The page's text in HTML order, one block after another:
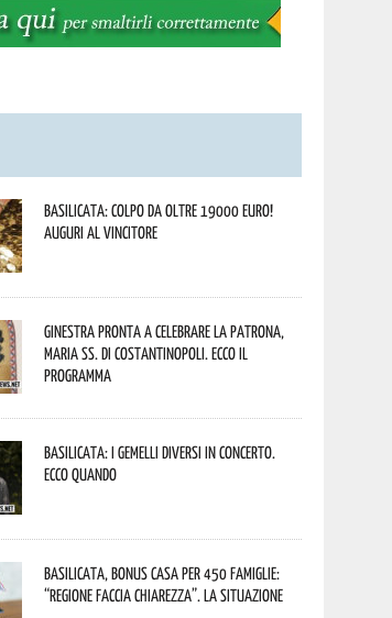
Basilicata: colpo da oltre 19000 Euro!
Auguri al vincitore
Ginestra pronta a celebrare la Patrona,
Maria SS. di Costantinopoli. Ecco il
programma
Basilicata: i Gemelli DiVersi in concerto.
Ecco quando
Basilicata, Bonus casa per 450 famiglie:
“Regione faccia chiarezza”. La situazione